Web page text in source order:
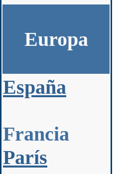
Europa
España
Francia
París